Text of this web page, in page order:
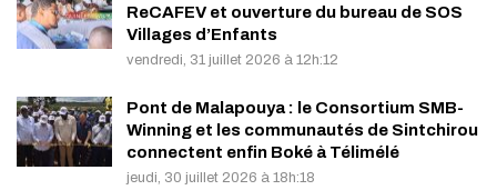
ReCAFEV et ouverture du bureau de SOS
Villages d’Enfants
vendredi, 31 juillet 2026 à 12h:12
Pont de Malapouya : le Consortium SMB-
Winning et les communautés de Sintchirou
connectent enfin Boké à Télimélé
jeudi, 30 juillet 2026 à 18h:18